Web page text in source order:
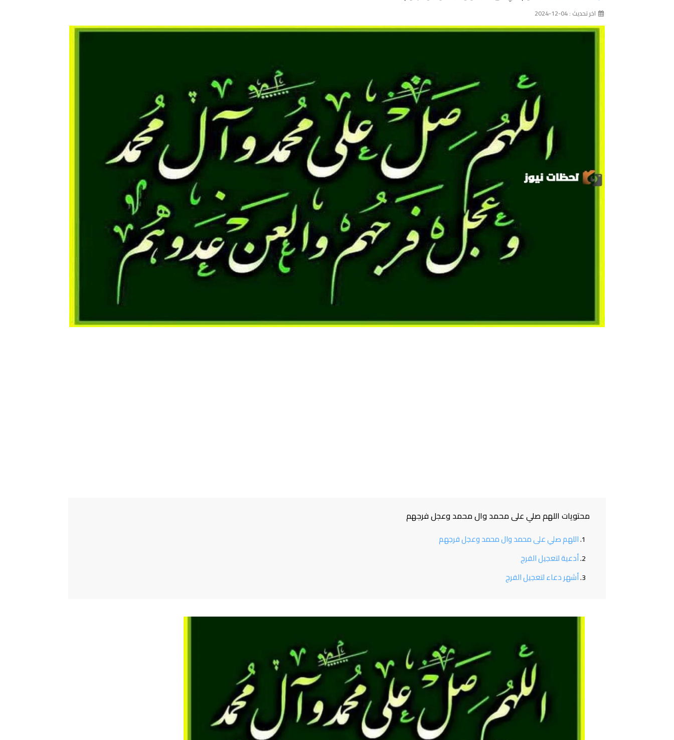
اخر تحديث : 04-12-2024
محتويات اللهم صلي على محمد وال محمد وعجل فرجهم
اللهم صلي على محمد وال محمد وعجل فرجهم
أدعية لتعجيل الفرج
أشهر دعاء لتعجيل الفرج